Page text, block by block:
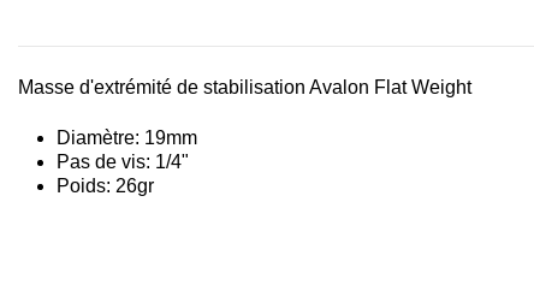
Masse d'extrémité de stabilisation Avalon Flat Weight
Diamètre: 19mm
Pas de vis: 1/4"
Poids: 26gr